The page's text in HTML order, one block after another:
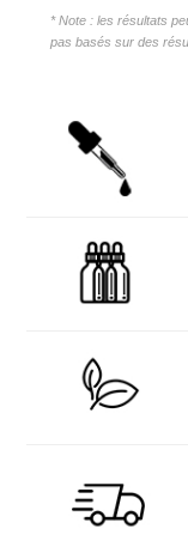
* Note : les résultats
pas basés sur des